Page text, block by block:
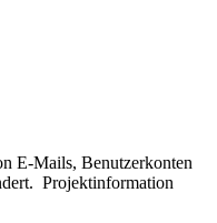
E-Mails, Benutzerkonten
Projektinformation